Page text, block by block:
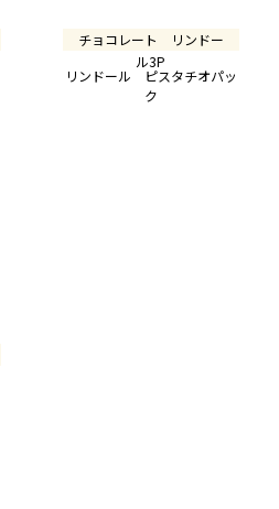
チョコレート リンドー
ル3P
リンドール ピスタチオパッ
ク